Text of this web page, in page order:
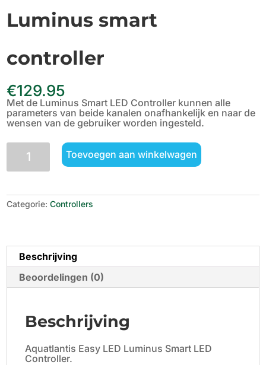
Luminus smart
controller
€129.95
Met de Luminus Smart LED Controller kunnen alle
parameters van beide kanalen onafhankelijk en naar de
wensen van de gebruiker worden ingesteld.
Aquatlantis
Easy
controller
aantal
Toevoegen aan winkelwagen
Categorie:Controllers
Beschrijving
Beoordelingen (0)
Beschrijving
Aquatlantis Easy LED Luminus Smart LED
Controller.